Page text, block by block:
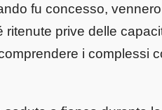
fu concesso, vennero
ritenute prive delle
i complessi